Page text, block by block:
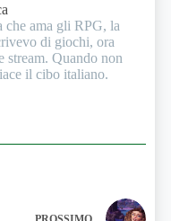
che ama gli RPG, la
di giochi, ora
Quando non
il cibo italiano.